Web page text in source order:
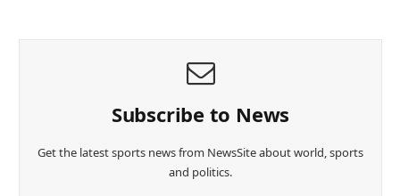
Subscribe to News
Get the latest sports news from NewsSite about world, sports
and politics.